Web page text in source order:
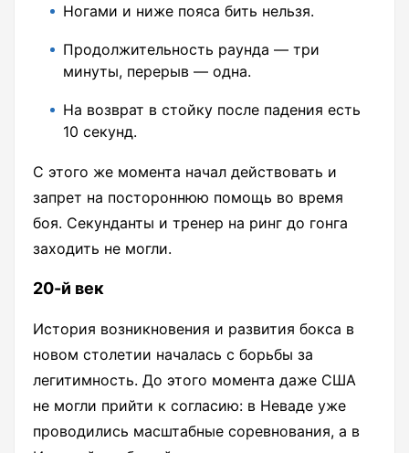
Ногами и ниже пояса бить нельзя.
Продолжительность раунда — три
минуты, перерыв — одна.
На возврат в стойку после падения есть
10 секунд.
С этого же момента начал действовать и
запрет на постороннюю помощь во время
боя. Секунданты и тренер на ринг до гонга
заходить не могли.
20-й век
История возникновения и развития бокса в
новом столетии началась с борьбы за
легитимность. До этого момента даже США
не могли прийти к согласию: в Неваде уже
проводились масштабные соревнования, а в